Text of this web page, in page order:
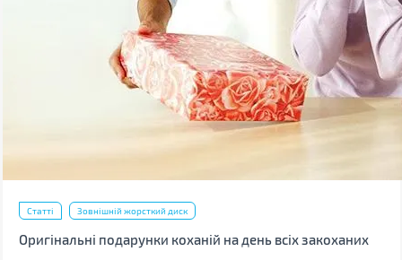
Статті Зовнішній жорсткий диск
Оригінальні подарунки коханій на день всіх закоханих